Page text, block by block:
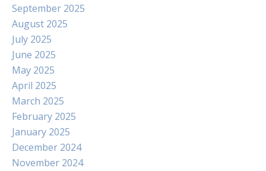
September 2025
August 2025
July 2025
June 2025
May 2025
April 2025
March 2025
February 2025
January 2025
December 2024
November 2024